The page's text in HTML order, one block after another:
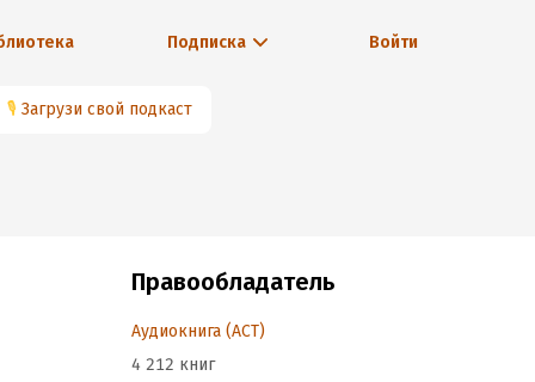
Подписка Войти
🎙 Загрузи свой подкаст
Правообладатель
Аудиокнига (АСТ)
4 212 книг